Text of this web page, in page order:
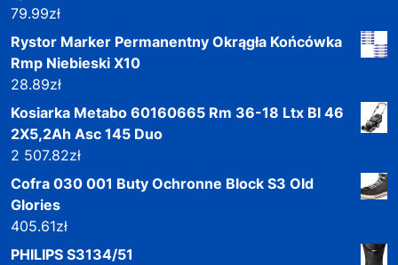
79.99zł
Rystor Marker Permanentny Okrągła Końcówka
Rmp Niebieski X10
28.89zł
Kosiarka Metabo 60160665 Rm 36-18 Ltx Bl 46
2X5,2Ah Asc 145 Duo
2 507.82zł
Cofra 030 001 Buty Ochronne Block S3 Old
Glories
405.61zł
PHILIPS S3134/51